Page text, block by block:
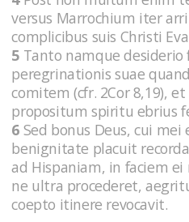
versus Marrochium iter
complicibus suis Christi
5 Tanto namque
peregrinationis suae
comitem (cfr. 2Cor 8,19),
propositum spiritu ebrius
6 Sed bonus Deus, cui
benignitate placuit
ad Hispaniam, in faciem
ne ultra procederet,
coepto itinere revocavit.